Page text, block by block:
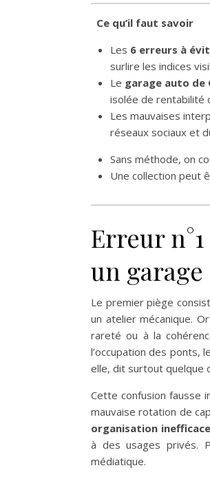
Ce qu’il faut savoir
Les 6 erreurs à
surlire les indices
Le garage auto de
isolée de rentabilité
Les mauvaises
réseaux sociaux et
Sans méthode, on
Une collection peut
Erreur
un
Le premier piège
un atelier mécanique.
rareté ou à la
l’occupation des ponts,
elle, dit surtout quelque
Cette confusion fausse
mauvaise rotation de
organisation inefficace
à des usages privés.
médiatique.